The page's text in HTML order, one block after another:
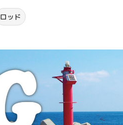
ロッド